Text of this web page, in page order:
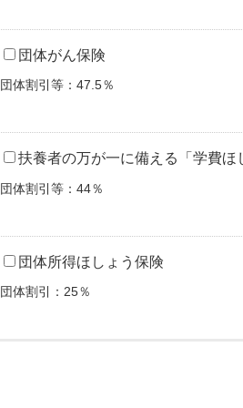
団体がん保険
団体割引等：47.5％
扶養者の万が一に備える「学費ほ
団体割引等：44％
団体所得ほしょう保険
団体割引：25％